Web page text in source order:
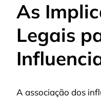
As
Legais
A associação dos